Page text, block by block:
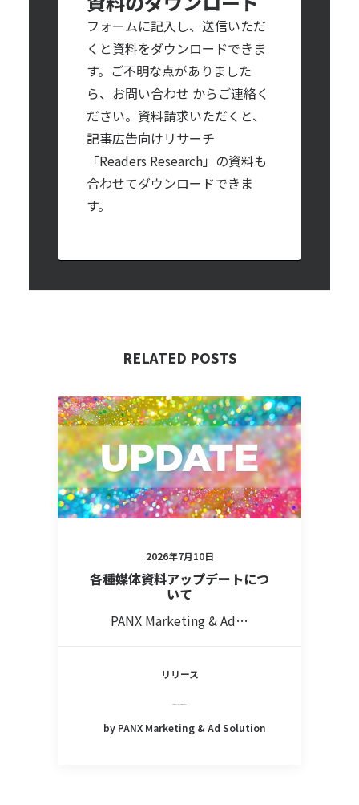
フォームに記入し、送信いただ
くと資料をダウンロードできま
す。ご不明な点がありました
ら、 お問い合わせ からご連絡く
ださい。資料請求いただくと、
記事広告向けリサーチ
「Readers Research」の資料も
合わせてダウンロードできま
す。
RELATED POSTS
2026年7月10日
各種媒体資料アップデートにつ
いて
PANX Marketing & Ad…
リリース
by PANX Marketing & Ad Solution